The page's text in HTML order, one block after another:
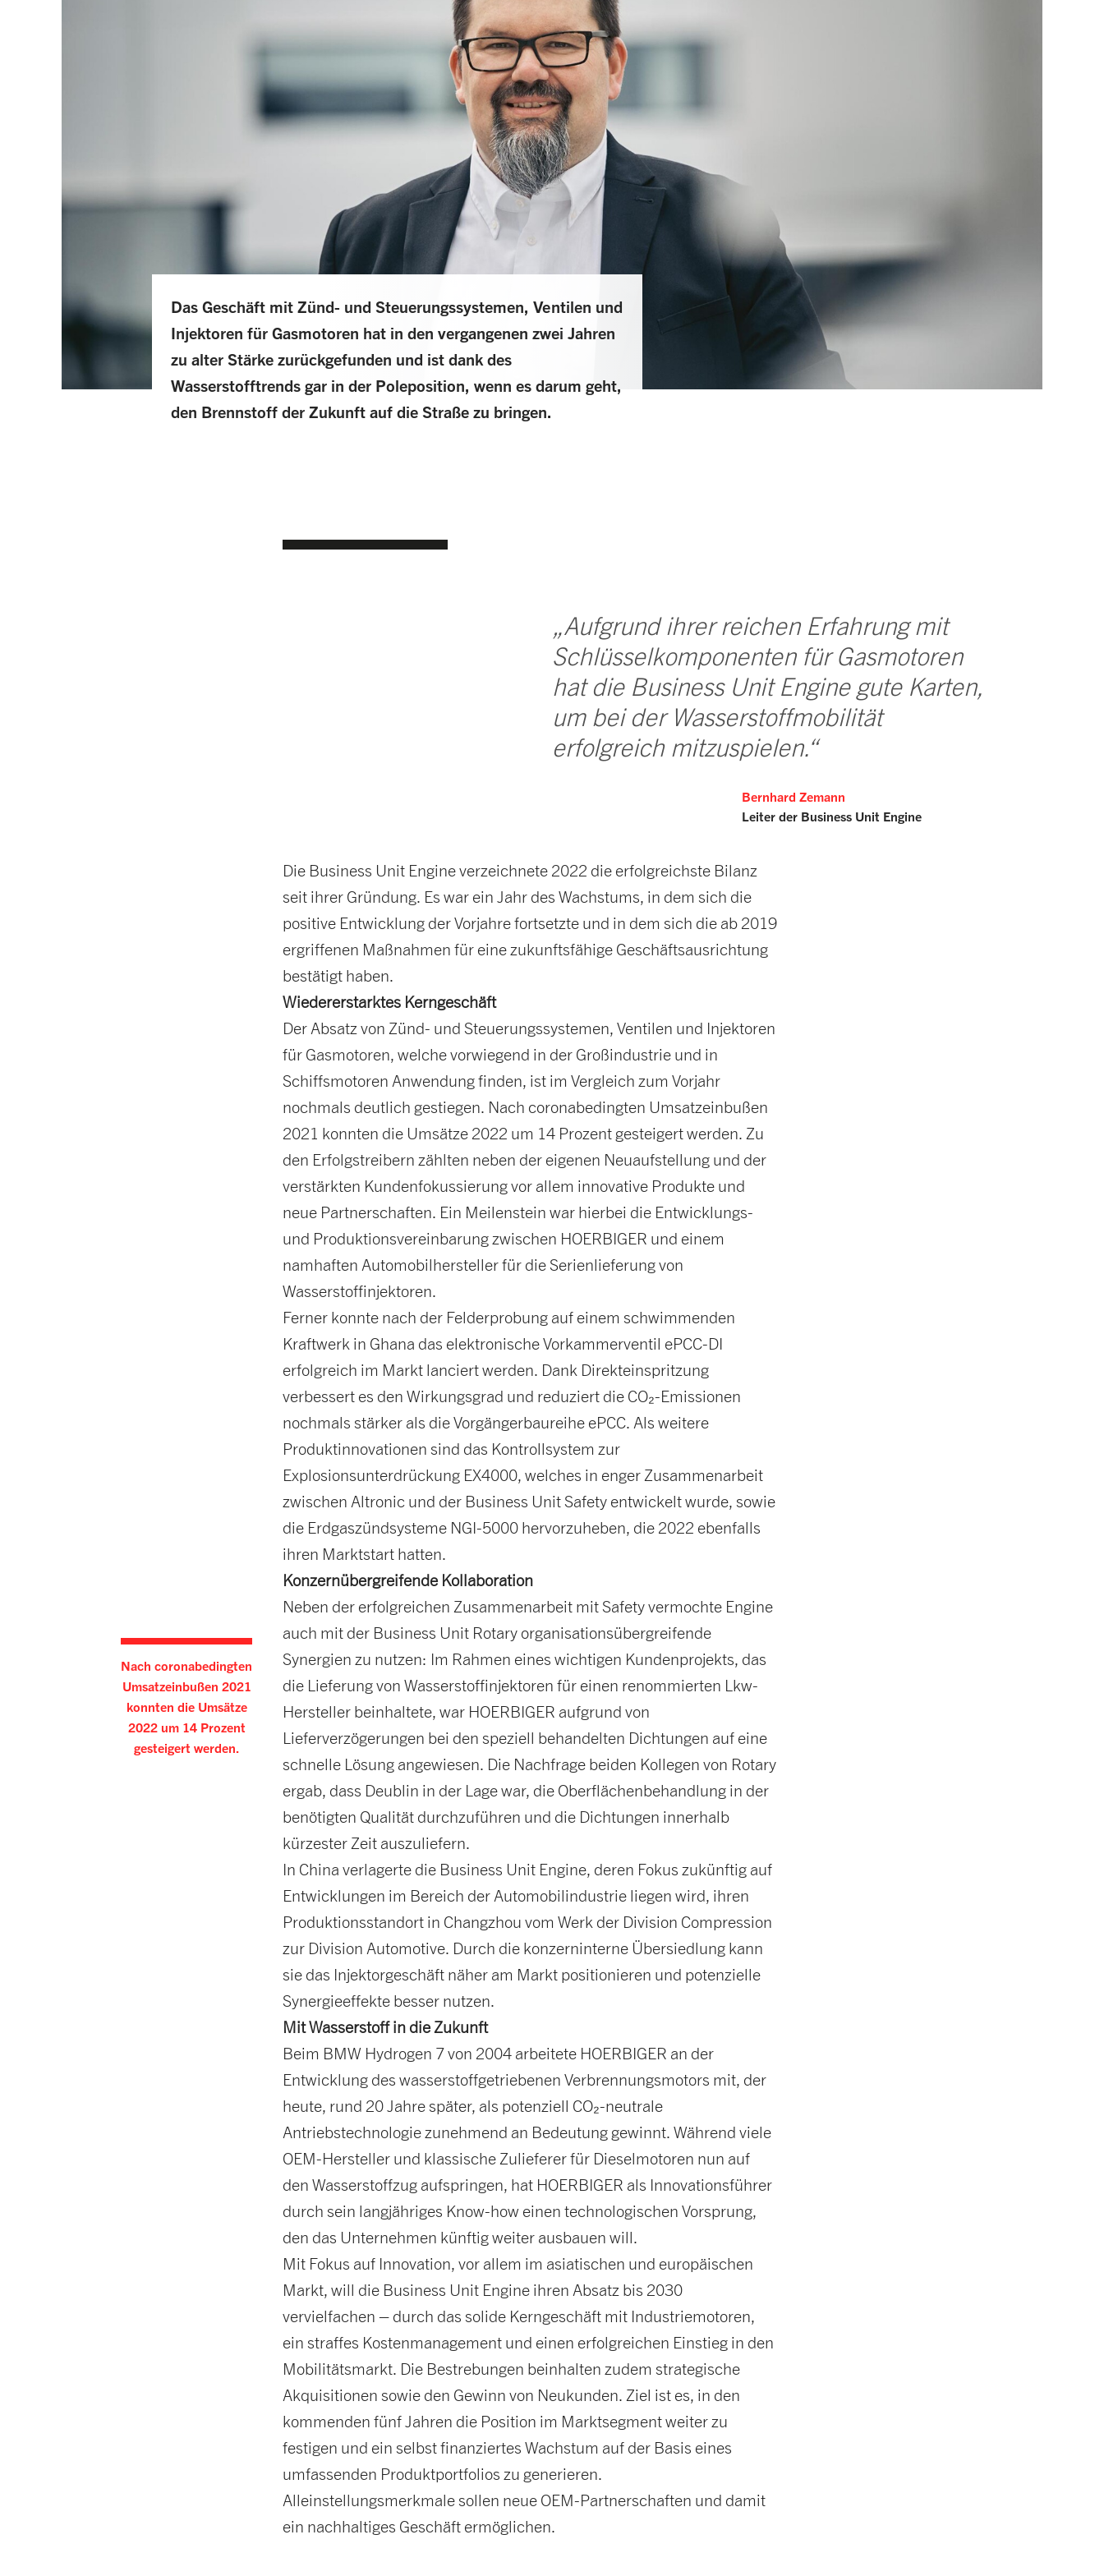
Das Geschäft mit Zünd- und Steuerungssystemen, Ventilen und
Injektoren für Gasmotoren hat in den vergangenen zwei Jahren
zu alter Stärke zurückgefunden und ist dank des
Wasserstofftrends gar in der Poleposition, wenn es darum geht,
den Brennstoff der Zukunft auf die Straße zu bringen.
„Aufgrund ihrer reichen Erfahrung mit
Schlüsselkomponenten für Gasmotoren
hat die Business Unit Engine gute Karten,
um bei der Wasserstoffmobilität
erfolgreich mitzuspielen.“
Bernhard Zemann
Leiter der Business Unit Engine
Nach coronabedingten
Umsatzeinbußen 2021
konnten die Umsätze
2022 um 14 Prozent
gesteigert werden.
Die Business Unit Engine verzeichnete 2022 die erfolgreichste Bilanz
seit ihrer Gründung. Es war ein Jahr des Wachstums, in dem sich die
positive Entwicklung der Vorjahre fortsetzte und in dem sich die ab 2019
ergriffenen Maßnahmen für eine zukunftsfähige Geschäftsausrichtung
bestätigt haben.
Wiedererstarktes Kerngeschäft
Der Absatz von Zünd- und Steuerungssystemen, Ventilen und Injektoren
für Gasmotoren, welche vorwiegend in der Großindustrie und in
Schiffsmotoren Anwendung finden, ist im Vergleich zum Vorjahr
nochmals deutlich gestiegen. Nach coronabedingten Umsatzeinbußen
2021 konnten die Umsätze 2022 um 14 Prozent gesteigert werden. Zu
den Erfolgstreibern zählten neben der eigenen Neuaufstellung und der
verstärkten Kundenfokussierung vor allem innovative Produkte und
neue Partnerschaften. Ein Meilenstein war hierbei die Entwicklungs-
und Produktionsvereinbarung zwischen HOERBIGER und einem
namhaften Automobilhersteller für die Serienlieferung von
Wasserstoffinjektoren.
Ferner konnte nach der Felderprobung auf einem schwimmenden
Kraftwerk in Ghana das elektronische Vorkammerventil ePCC-DI
erfolgreich im Markt lanciert werden. Dank Direkteinspritzung
verbessert es den Wirkungsgrad und reduziert die CO₂-Emissionen
nochmals stärker als die Vorgängerbaureihe ePCC. Als weitere
Produktinnovationen sind das Kontrollsystem zur
Explosionsunterdrückung EX4000, welches in enger Zusammenarbeit
zwischen Altronic und der Business Unit Safety entwickelt wurde, sowie
die Erdgaszündsysteme NGI-5000 hervorzuheben, die 2022 ebenfalls
ihren Marktstart hatten.
Konzernübergreifende Kollaboration
Neben der erfolgreichen Zusammenarbeit mit Safety vermochte Engine
auch mit der Business Unit Rotary organisationsübergreifende
Synergien zu nutzen: Im Rahmen eines wichtigen Kundenprojekts, das
die Lieferung von Wasserstoffinjektoren für einen renommierten Lkw-
Hersteller beinhaltete, war HOERBIGER aufgrund von
Lieferverzögerungen bei den speziell behandelten Dichtungen auf eine
schnelle Lösung angewiesen. Die Nachfrage beiden Kollegen von Rotary
ergab, dass Deublin in der Lage war, die Oberflächenbehandlung in der
benötigten Qualität durchzuführen und die Dichtungen innerhalb
kürzester Zeit auszuliefern.
In China verlagerte die Business Unit Engine, deren Fokus zukünftig auf
Entwicklungen im Bereich der Automobilindustrie liegen wird, ihren
Produktionsstandort in Changzhou vom Werk der Division Compression
zur Division Automotive. Durch die konzerninterne Übersiedlung kann
sie das Injektorgeschäft näher am Markt positionieren und potenzielle
Synergieeffekte besser nutzen.
Mit Wasserstoff in die Zukunft
Beim BMW Hydrogen 7 von 2004 arbeitete HOERBIGER an der
Entwicklung des wasserstoffgetriebenen Verbrennungsmotors mit, der
heute, rund 20 Jahre später, als potenziell CO₂-neutrale
Antriebstechnologie zunehmend an Bedeutung gewinnt. Während viele
OEM-Hersteller und klassische Zulieferer für Dieselmotoren nun auf
den Wasserstoffzug aufspringen, hat HOERBIGER als Innovationsführer
durch sein langjähriges Know-how einen technologischen Vorsprung,
den das Unternehmen künftig weiter ausbauen will.
Mit Fokus auf Innovation, vor allem im asiatischen und europäischen
Markt, will die Business Unit Engine ihren Absatz bis 2030
vervielfachen – durch das solide Kerngeschäft mit Industriemotoren,
ein straffes Kostenmanagement und einen erfolgreichen Einstieg in den
Mobilitätsmarkt. Die Bestrebungen beinhalten zudem strategische
Akquisitionen sowie den Gewinn von Neukunden. Ziel ist es, in den
kommenden fünf Jahren die Position im Marktsegment weiter zu
festigen und ein selbst finanziertes Wachstum auf der Basis eines
umfassenden Produktportfolios zu generieren.
Alleinstellungsmerkmale sollen neue OEM-Partnerschaften und damit
ein nachhaltiges Geschäft ermöglichen.